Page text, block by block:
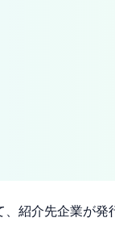
紹介先企業が